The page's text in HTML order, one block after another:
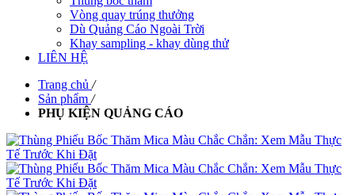
Vòng quay trúng thưởng
Dù Quảng Cáo Ngoài Trời
Khay sampling - khay dùng thử
LIÊN HỆ
Trang chủ /
Sản phẩm /
PHỤ KIỆN QUẢNG CÁO